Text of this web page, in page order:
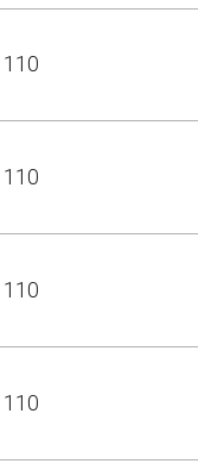
110
110
110
110